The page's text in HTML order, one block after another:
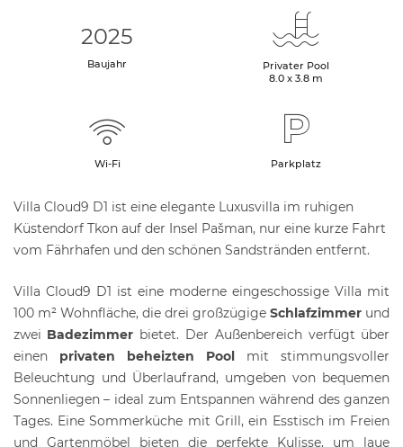
2025
Baujahr
Privater Pool
8.0 x 3.8 m
Wi-Fi Parkplatz
Villa Cloud9 D1 ist eine elegante Luxusvilla im ruhigen
Küstendorf Tkon auf der Insel Pašman, nur eine kurze Fahrt
vom Fährhafen und den schönen Sandstränden entfernt.
Villa Cloud9 D1 ist eine moderne eingeschossige Villa mit
100 m² Wohnfläche, die drei großzügigeSchlafzimmer und
zwei Badezimmer bietet. Der Außenbereich verfügt über
einen privaten beheizten Pool
mit stimmungsvoller
Beleuchtung und Überlaufrand, umgeben von bequemen
Sonnenliegen – ideal zum Entspannen während des ganzen
Tages. Eine Sommerküche mit Grill, ein Esstisch im Freien
und Gartenmöbel bieten die perfekte Kulisse, um laue